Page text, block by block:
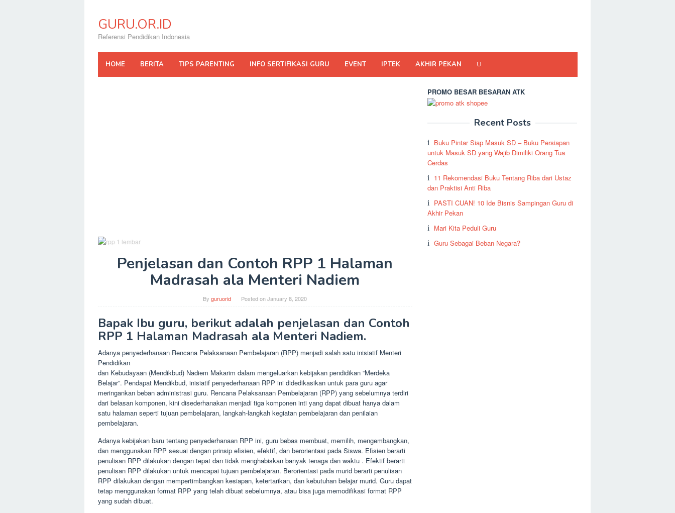
contentGURU.OR.ID
Referensi Pendidikan Indonesia
HOME BERITA TIPS PARENTING INFO SERTIFIKASI GURU EVENT IPTEK AKHIR PEKAN
Penjelasan dan Contoh RPP 1 Halaman
Madrasah ala Menteri Nadiem
Byguruorid Posted onJanuary 8, 2020
Bapak Ibu guru, berikut adalah penjelasan dan Contoh
RPP 1 Halaman Madrasah ala Menteri Nadiem.
Adanya penyederhanaan Rencana Pelaksanaan Pembelajaran (RPP) menjadi salah satu inisiatif Menteri
Pendidikan
dan Kebudayaan (Mendikbud) Nadiem Makarim dalam mengeluarkan kebijakan pendidikan “Merdeka
Belajar”. Pendapat Mendikbud, inisiatif penyederhanaan RPP ini didedikasikan untuk para guru agar
meringankan beban administrasi guru. Rencana Pelaksanaan Pembelajaran (RPP) yang sebelumnya terdiri
dari belasan komponen, kini disederhanakan menjadi tiga komponen inti yang dapat dibuat hanya dalam
satu halaman seperti tujuan pembelajaran, langkah-langkah kegiatan pembelajaran dan penilaian
pembelajaran.
Adanya kebijakan baru tentang penyederhanaan RPP ini, guru bebas membuat, memilih, mengembangkan,
dan menggunakan RPP sesuai dengan prinsip efisien, efektif, dan berorientasi pada Siswa. Efisien berarti
penulisan RPP dilakukan dengan tepat dan tidak menghabiskan banyak tenaga dan waktu . Efektif berarti
penulisan RPP dilakukan untuk mencapai tujuan pembelajaran. Berorientasi pada murid berarti penulisan
RPP dilakukan dengan mempertimbangkan kesiapan, ketertarikan, dan kebutuhan belajar murid. Guru dapat
tetap menggunakan format RPP yang telah dibuat sebelumnya, atau bisa juga memodifikasi format RPP
yang sudah dibuat.
PROMO BESAR BESARAN ATK
Recent Posts
Buku Pintar Siap Masuk SD – Buku Persiapan
untuk Masuk SD yang Wajib Dimiliki Orang Tua
Cerdas
11 Rekomendasi Buku Tentang Riba dari Ustaz
dan Praktisi Anti Riba
PASTI CUAN! 10 Ide Bisnis Sampingan Guru di
Akhir Pekan
Mari Kita Peduli Guru
Guru Sebagai Beban Negara?